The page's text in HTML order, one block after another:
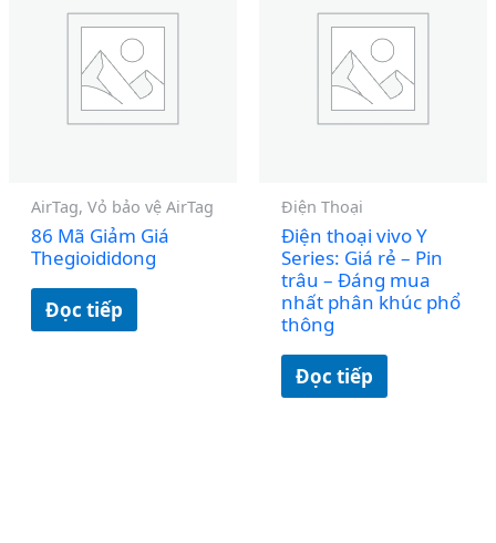
AirTag, Vỏ bảo vệ AirTag
86 Mã Giảm Giá
Thegioididong
Đọc tiếp
Điện Thoại
Điện thoại vivo Y
Series: Giá rẻ – Pin
trâu – Đáng mua
nhất phân khúc phổ
thông
Đọc tiếp